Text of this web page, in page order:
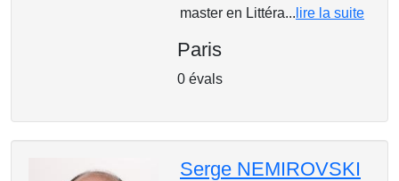
master en Littéra... lire la suite
Paris
0 évals
Serge NEMIROVSKI